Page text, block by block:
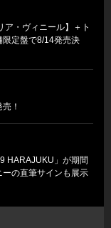
ア・ヴィニール】＋ト
定盤で8/14発売決
！
HARAJUKU」が期間
の直筆サインも展示